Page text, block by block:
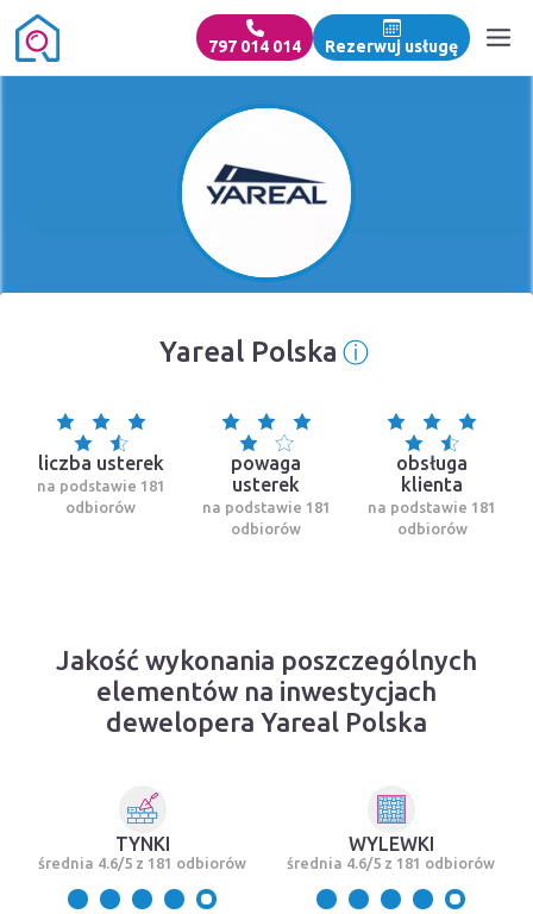
797 014 014 Rezerwuj usługę
Yareal Polska ⓘInformacja o
liczba usterek
na podstawie 181
odbiorów
powaga
usterek
na podstawie 181
odbiorów
obsługa
klienta
na podstawie 181
odbiorów
Jakość wykonania poszczególnych
elementów na inwestycjach
dewelopera Yareal Polska
TYNKI
średnia 4.6/5 z 181 odbiorów
WYLEWKI
średnia 4.6/5 z 181 odbiorów